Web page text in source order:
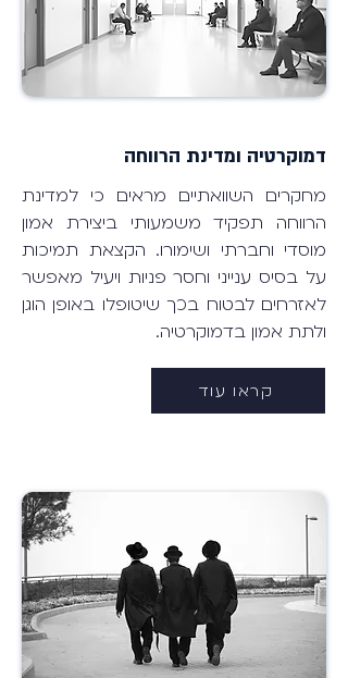
דמוקרטיה ומדינת הרווחה
מחקרים השוואתיים מראים כי למדינת
הרווחה תפקיד משמעותי ביצירת אמון
מוסדי וחברתי ושימורו. הקצאת תמיכות
על בסיס ענייני וחסר פניות ויעיל מאפשר
לאזרחים לבטוח בכך שיטופלו באופן הוגן
ולתת אמון בדמוקרטיה.
קראו עוד